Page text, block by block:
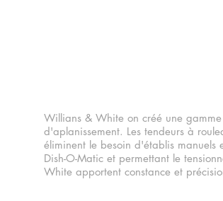
Willians & White on créé une
d'aplanissement. Les tendeurs à
éliminent le besoin d'établis
Dish-O-Matic et permettant le
White apportent constance et